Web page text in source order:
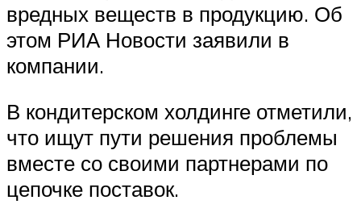
вредных веществ в продукцию. Об
этом РИА Новости заявили в
компании.
В кондитерском холдинге отметили,
что ищут пути решения проблемы
вместе со своими партнерами по
цепочке поставок.